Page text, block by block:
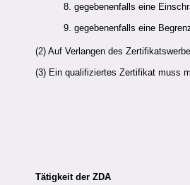
8. gegebenenfalls eine
9. gegebenenfalls eine
(2) Auf Verlangen des
(3) Ein qualifiziertes Zertifikat muss
Tätigkeit der ZDA